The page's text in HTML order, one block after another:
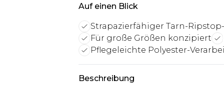
Auf einen Blick
Strapazierfähiger Tarn-
Für große Größen konzipiert
Pflegeleichte Polyester-
Beschreibung